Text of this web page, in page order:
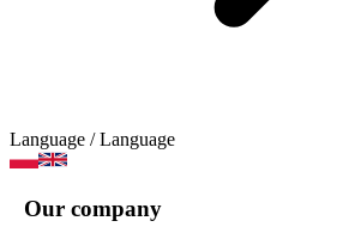
Language / Language
Our company